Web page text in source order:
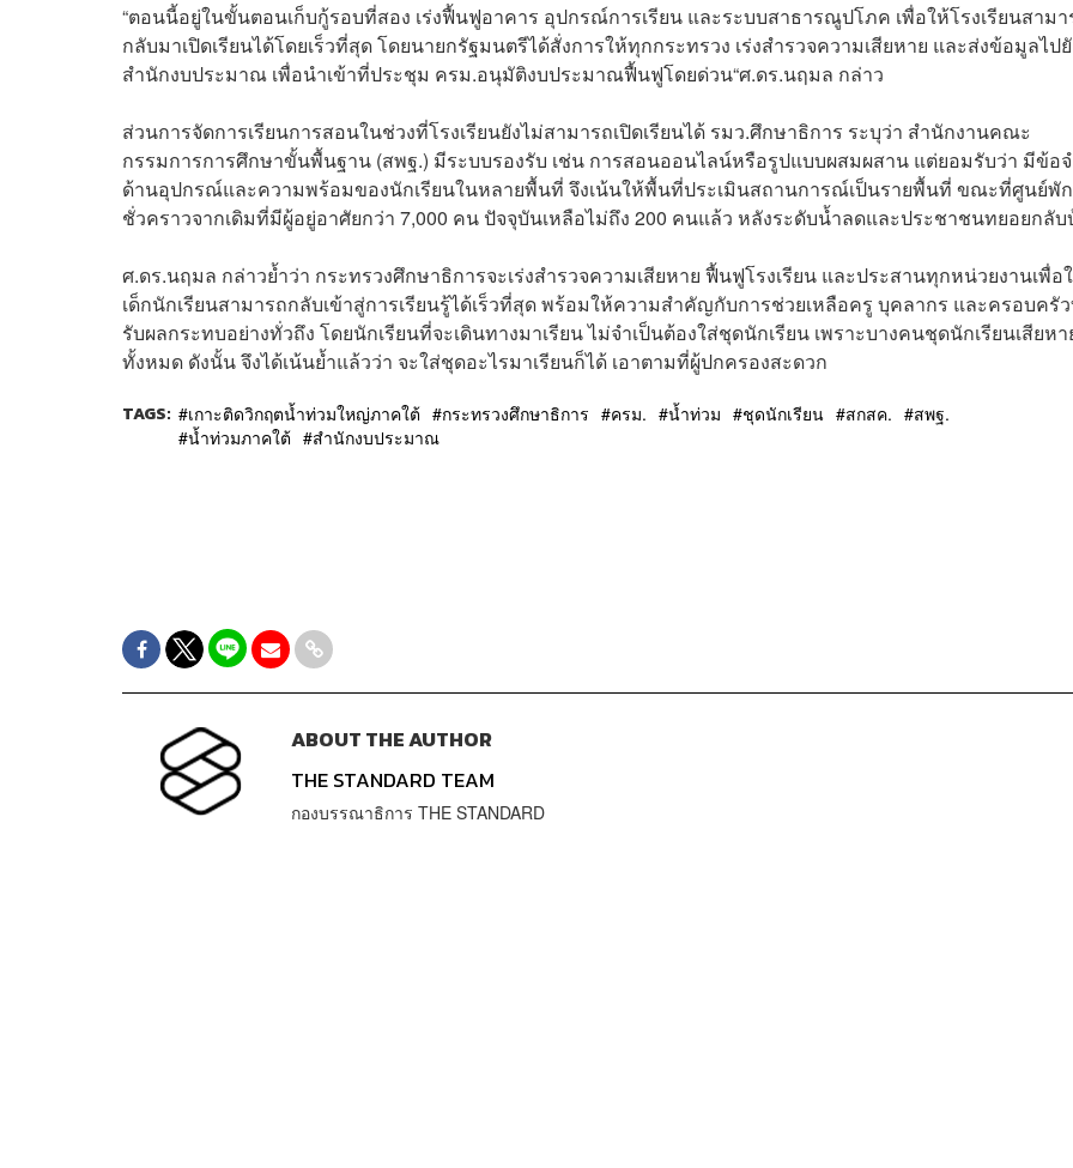
“ตอนนี้อยู่ในขั้นตอนเก็บกู้รอบที่สอง เร่งฟื้นฟูอาคาร อุปกรณ์การเรียน และระบบสาธารณูปโภค เพื่อให้โรงเรียนสาม
กลับมาเปิดเรียนได้โดยเร็วที่สุด โดยนายกรัฐมนตรีได้สั่งการให้ทุกกระทรวง เร่งสำรวจความเสียหาย และส่งข้อมูลไป
สำนักงบประมาณ เพื่อนำเข้าที่ประชุม ครม.อนุมัติงบประมาณฟื้นฟูโดยด่วน“ศ.ดร.นฤมล กล่าว
ส่วนการจัดการเรียนการสอนในช่วงที่โรงเรียนยังไม่สามารถเปิดเรียนได้ รมว.ศึกษาธิการ ระบุว่า สำนักงานคณะ
กรรมการการศึกษาขั้นพื้นฐาน (สพฐ.) มีระบบรองรับ เช่น การสอนออนไลน์หรือรูปแบบผสมผสาน แต่ยอมรับว่า มีข้อ
ด้านอุปกรณ์และความพร้อมของนักเรียนในหลายพื้นที่ จึงเน้นให้พื้นที่ประเมินสถานการณ์เป็นรายพื้นที่ ขณะที่ศูนย์พั
ชั่วคราวจากเดิมที่มีผู้อยู่อาศัยกว่า 7,000 คน ปัจจุบันเหลือไม่ถึง 200 คนแล้ว หลังระดับน้ำลดและประชาชนทยอยกลั
ศ.ดร.นฤมล กล่าวย้ำว่า กระทรวงศึกษาธิการจะเร่งสำรวจความเสียหาย ฟื้นฟูโรงเรียน และประสานทุกหน่วยงานเพื่อ
เด็กนักเรียนสามารถกลับเข้าสู่การเรียนรู้ได้เร็วที่สุด พร้อมให้ความสำคัญกับการช่วยเหลือครู บุคลากร และครอบครั
รับผลกระทบอย่างทั่วถึง โดยนักเรียนที่จะเดินทางมาเรียน ไม่จำเป็นต้องใส่ชุดนักเรียน เพราะบางคนชุดนักเรียนเสียหา
ทั้งหมด ดังนั้น จึงได้เน้นย้ำแล้วว่า จะใส่ชุดอะไรมาเรียนก็ได้ เอาตามที่ผู้ปกครองสะดวก
TAGS: เกาะติดวิกฤตน้ำท่วมใหญ่ภาคใต้ กระทรวงศึกษาธิการ ครม. น้ำท่วม ชุดนักเรียน สกสค.
สพฐ.
น้ำท่วมภาคใต้
สำนักงบประมาณ
ABOUT THE AUTHOR
THE STANDARD TEAM
กองบรรณาธิการ THE STANDARD